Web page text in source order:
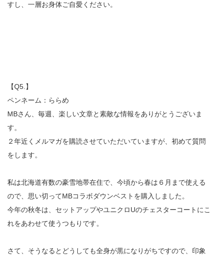
すし、一層お身体ご自愛ください。
【Q5.】
ペンネーム：ららめ
MBさん、毎週、楽しい文章と素敵な情報をありがとうございま
す。
２年近くメルマガを購読させていただいていますが、初めて質問
をします。
私は北海道有数の豪雪地帯在住で、今頃から春は６月まで使える
ので、思い切ってMBコラボダウンベストを購入しました。
今年の秋冬は、セットアップやユニクロUのチェスターコートにこ
れをあわせて使うつもりです。
さて、そうなるとどうしても全身が黒になりがちですので、印象